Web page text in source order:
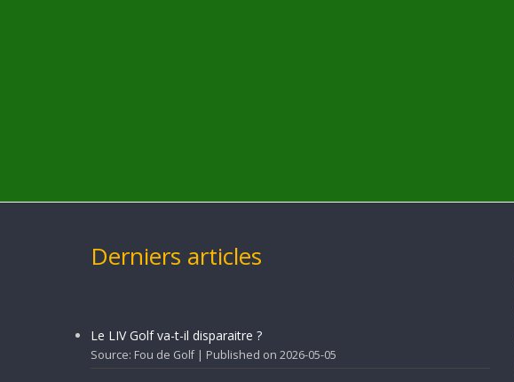
Derniers articles
Le LIV Golf va-t-il disparaitre ?
Source: Fou de Golf Published on 2026-05-05